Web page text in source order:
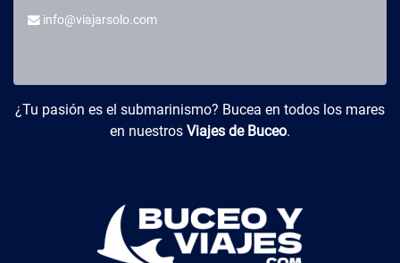
info@viajarsolo.com
Buceo y Viajes
¿Tu pasión es el submarinismo? Bucea en todos los mares
en nuestros Viajes de Buceo.